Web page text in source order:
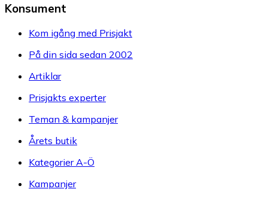
Konsument
Kom igång med Prisjakt
På din sida sedan 2002
Artiklar
Prisjakts experter
Teman & kampanjer
Årets butik
Kategorier A-Ö
Kampanjer